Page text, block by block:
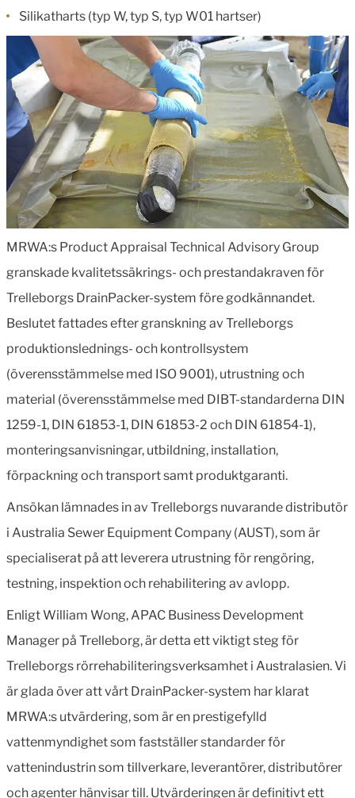
Silikatharts (typ W, typ S, typ W01 hartser)
MRWA:s Product Appraisal Technical Advisory Group
granskade kvalitetssäkrings- och prestandakraven för
Trelleborgs DrainPacker-system före godkännandet.
Beslutet fattades efter granskning av Trelleborgs
produktionslednings- och kontrollsystem
(överensstämmelse med ISO 9001), utrustning och
material (överensstämmelse med DIBT-standarderna DIN
1259-1, DIN 61853-1, DIN 61853-2 och DIN 61854-1),
monteringsanvisningar, utbildning, installation,
förpackning och transport samt produktgaranti.
Ansökan lämnades in av Trelleborgs nuvarande distributör
i Australia Sewer Equipment Company (AUST), som är
specialiserat på att leverera utrustning för rengöring,
testning, inspektion och rehabilitering av avlopp.
Enligt William Wong, APAC Business Development
Manager på Trelleborg, är detta ett viktigt steg för
Trelleborgs rörrehabiliteringsverksamhet i Australasien. Vi
är glada över att vårt DrainPacker-system har klarat
MRWA:s utvärdering, som är en prestigefylld
vattenmyndighet som fastställer standarder för
vattenindustrin som tillverkare, leverantörer, distributörer
och agenter hänvisar till. Utvärderingen är definitivt ett